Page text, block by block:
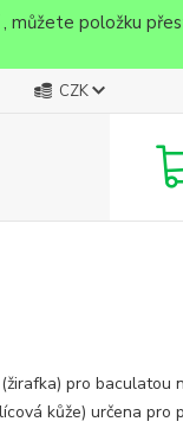
můžete položku
CZK
pro baculatou
kůže) určena pro